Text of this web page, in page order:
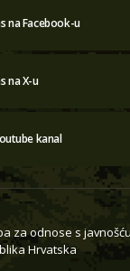
na Facebook-u
na X-u
kanal
za odnose s
Hrvatska